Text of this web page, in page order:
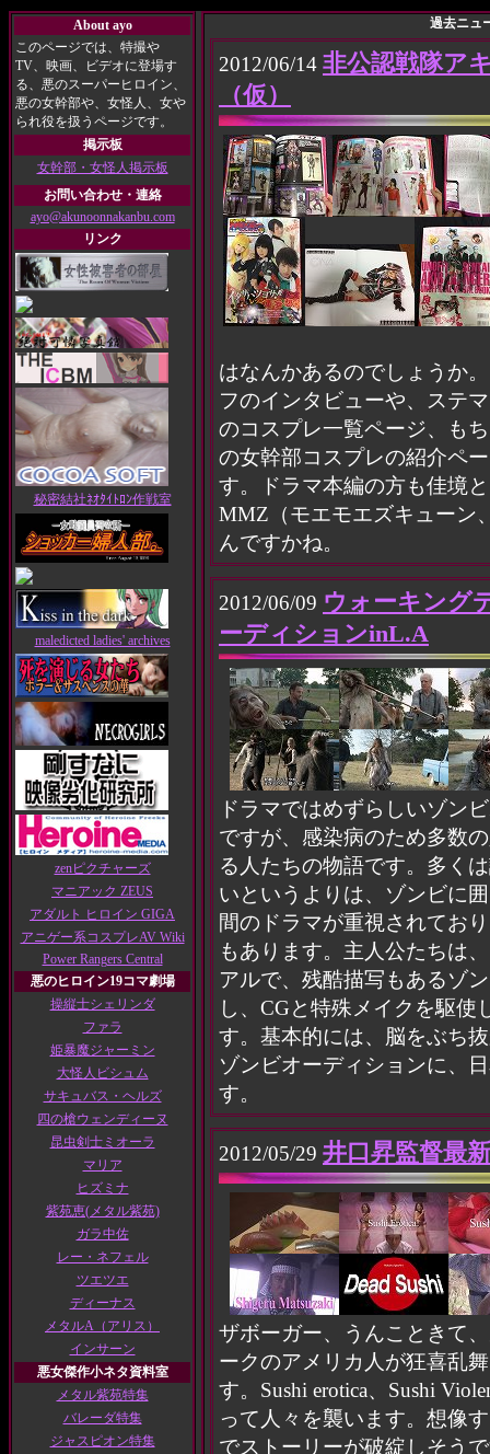
About ayo
このページでは、特撮や
TV、映画、ビデオに登場す
る、悪のスーパーヒロイン、
悪の女幹部や、女怪人、女や
られ役を扱うページです。
掲示板
女幹部・女怪人掲示板
お問い合わせ・連絡
ayo@akunoonnakanbu.com
リンク
秘密結社ﾈｵﾀｲﾄﾛﾝ作戦室
maledicted ladies' archives
zenピクチャーズ
マニアック ZEUS
アダルト ヒロイン GIGA
アニゲー系コスプレAV Wiki
Power Rangers Central
悪のヒロイン19コマ劇場
操縦士シェリンダ
ファラ
姫暴魔ジャーミン
大怪人ビシュム
サキュバス・ヘルズ
四の槍ウェンディーヌ
昆虫剣士ミオーラ
マリア
ヒズミナ
紫苑恵(メタル紫苑)
ガラ中佐
レー・ネフェル
ツエツエ
ディーナス
メタルA（アリス）
インサーン
悪女傑作小ネタ資料室
メタル紫苑特集
バレーダ特集
ジャスピオン特集
過去ニュ
2012/06/14 非公認戦隊ア
（仮）
はなんかあるのでしょうか
フのインタビューや、ステ
のコスプレ一覧ページ、も
の女幹部コスプレの紹介ペ
す。ドラマ本編の方も佳境
MMZ（モエモエズキューン
んですかね。
2012/06/09 ウォーキング
ーディションinL.A
ドラマではめずらしいゾン
ですが、感染病のため多数
る人たちの物語です。多く
いというよりは、ゾンビに
間のドラマが重視されてお
もあります。主人公たちは
アルで、残酷描写もあるゾ
し、CGと特殊メイクを駆
す。基本的には、脳をぶち
ゾンビオーディションに、
す。
2012/05/29 井口昇監督最
ザボーガー、うんこときて
ークのアメリカ人が狂喜乱
す。Sushi erotica、Sushi
って人々を襲います。想像
でストーリーが破綻しそう